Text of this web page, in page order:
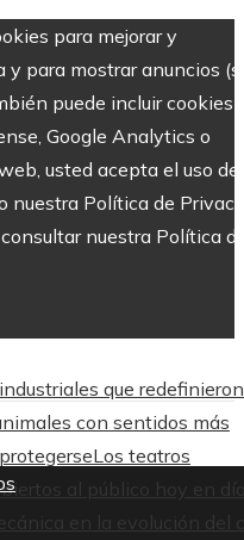
para mejorar y
y para mostrar anuncios
puede incluir cookies
Google Analytics o
usted acepta el uso de
nuestra Política de
nuestra Política
que
con sentidos más
Los teatros
al público hoy en
en la evolución del